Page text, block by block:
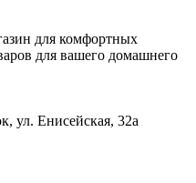
для комфортных
для вашего домашнего
ул. Енисейская, 32а